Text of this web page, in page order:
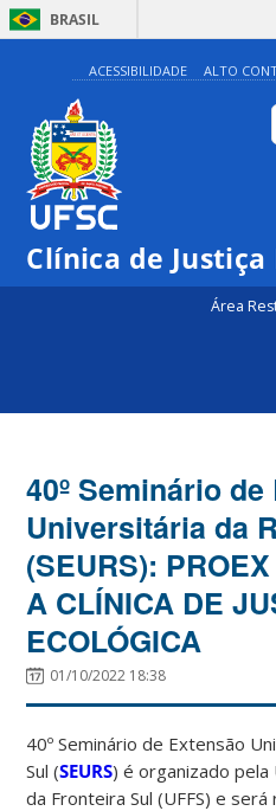
BRASIL
ACESSIBILIDADE ALTO
Clínica de Justiça
Área
40º Seminário
Universitária da
(SEURS):
A CLÍNICA DE
ECOLÓGICA
01/10/2022 18:38
40º Seminário de Extensão
Sul (SEURS) é organizado
da Fronteira Sul (UFFS) e será